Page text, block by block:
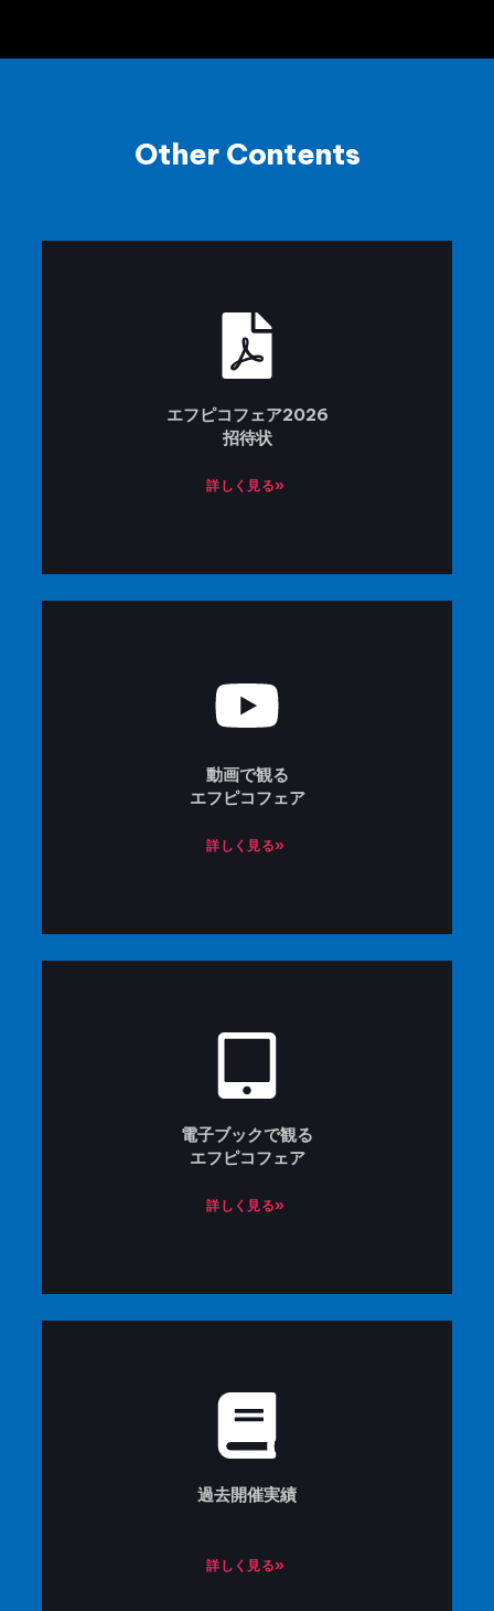
Other Contents
エフピコフェア2026
招待状
詳しく見る»
動画で観る
エフピコフェア
詳しく見る»
電子ブックで観る
エフピコフェア
詳しく見る»
過去開催実績
詳しく見る»